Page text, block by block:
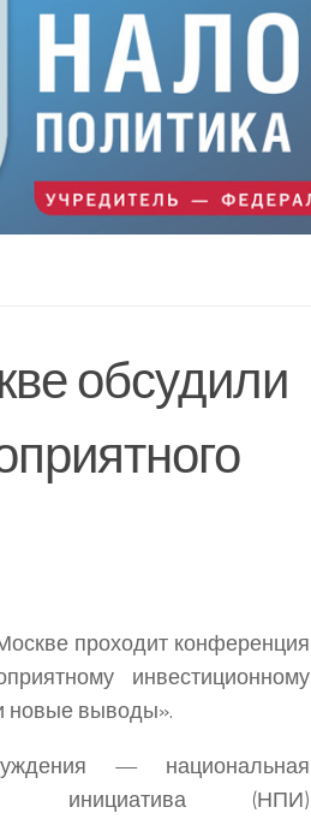
обсудили
проходит конференция
инвестиционному
новые выводы».
— национальная
инициатива (НПИ)